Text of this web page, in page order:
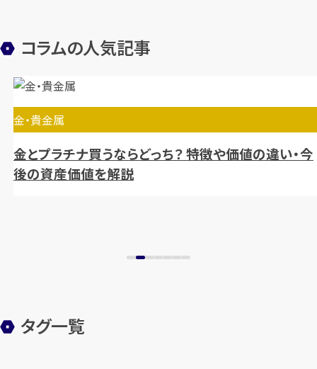
ー
シ
ン
コラムの人気記事
金・貴金属
金とプラチナ買うならどっち？ 特徴や価値の違い・今
後の資産価値を解説
タグ一覧